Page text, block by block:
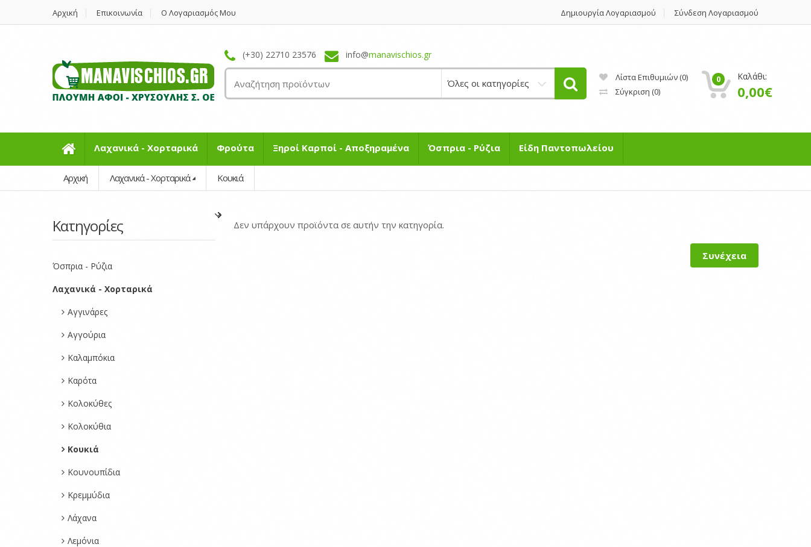
Αρχική Επικοινωνία Ο Λογαριασμός Μου Δημιουργία Λογαριασμού Σύνδεση Λογαριασμού
(+30) 22710 23576 info@manavischios.gr
Λίστα Επιθυμιών (0)
Σύγκριση (0)
0 Καλάθι:
0,00€
Λαχανικά - Χορταρικά Φρούτα Ξηροί Καρποί - Αποξηραμένα Όσπρια - Ρύζια Είδη Παντοπωλείου
Αρχική Λαχανικά - Χορταρικά Κουκιά
Κατηγορίες
Όσπρια - Ρύζια
Λαχανικά - Χορταρικά
Αγγινάρες
Αγγούρια
Καλαμπόκια
Καρότα
Κολοκύθες
Κολοκύθια
Κουκιά
Κουνουπίδια
Κρεμμύδια
Λάχανα
Λεμόνια
Δεν υπάρχουν προϊόντα σε αυτήν την κατηγορία.
Συνέχεια